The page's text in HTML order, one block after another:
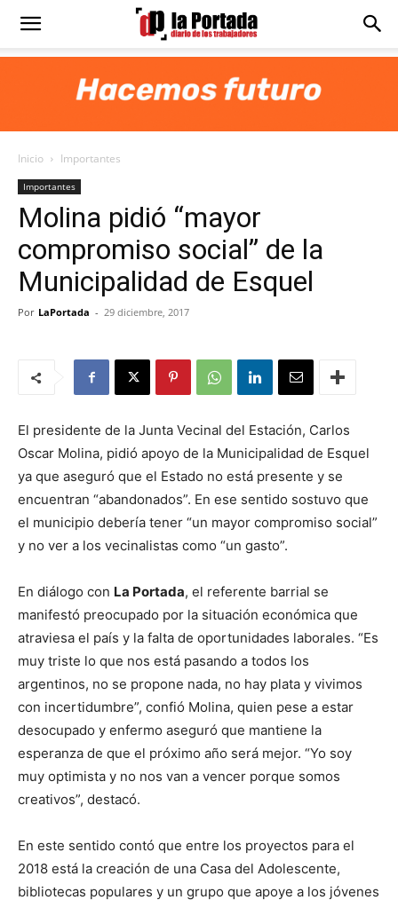
Diario
Portada
Inicio Importantes
Importantes
Molina pidió “mayor
compromiso social” de la
Municipalidad de Esquel
Por LaPortada - 29 diciembre, 2017
El presidente de la Junta Vecinal del Estación, Carlos
Oscar Molina, pidió apoyo de la Municipalidad de Esquel
ya que aseguró que el Estado no está presente y se
encuentran “abandonados”. En ese sentido sostuvo que
el municipio debería tener “un mayor compromiso social”
y no ver a los vecinalistas como “un gasto”.
En diálogo con La Portada, el referente barrial se
manifestó preocupado por la situación económica que
atraviesa el país y la falta de oportunidades laborales. “Es
muy triste lo que nos está pasando a todos los
argentinos, no se propone nada, no hay plata y vivimos
con incertidumbre”, confió Molina, quien pese a estar
desocupado y enfermo aseguró que mantiene la
esperanza de que el próximo año será mejor. “Yo soy
muy optimista y no nos van a vencer porque somos
creativos”, destacó.
En este sentido contó que entre los proyectos para el
2018 está la creación de una Casa del Adolescente,
bibliotecas populares y un grupo que apoye a los jóvenes